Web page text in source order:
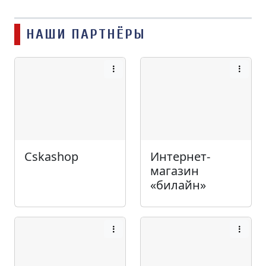
НАШИ ПАРТНЁРЫ
Cskashop
Интернет-
магазин
«билайн»